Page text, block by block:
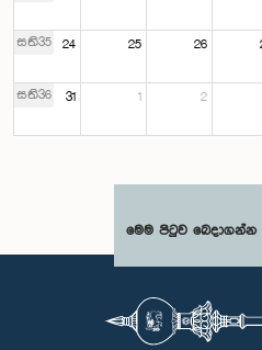
සති35 24 25 26
සති36 31 1 2
මෙම පිටුව බෙදාගන්න